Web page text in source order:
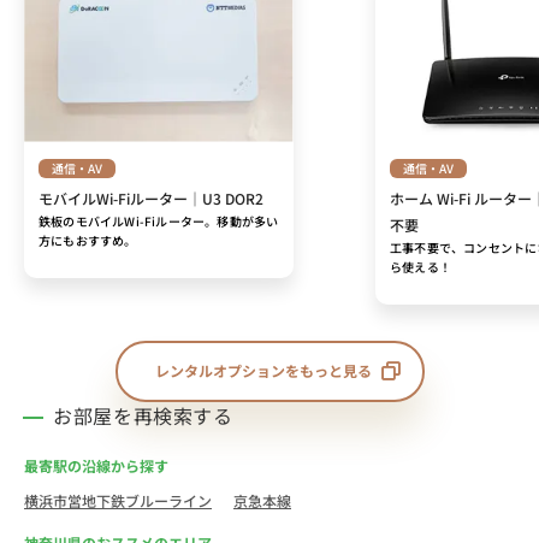
通信・AV
モバイルWi-Fiルーター｜U3 DOR2
鉄板のモバイルWi-Fiルーター。移動が多い
方にもおすすめ。
通信・AV
ホーム Wi-Fi ルータ
不要
工事不要で、コンセント
ら使える！
レンタルオプションをもっと見る
お部屋を再検索する
最寄駅の沿線から探す
横浜市営地下鉄ブルーライン
京急本線